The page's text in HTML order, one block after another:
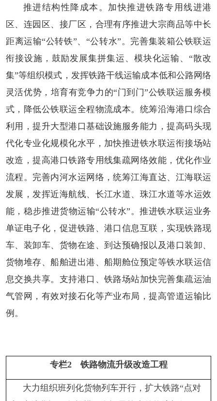
推进结构性降成本。 加快推进铁路专用线进港
区、连园区、接厂区，合理有序推进大宗商品等中长
距离运输“公转铁”、“公转水”。完善集装箱公铁联运
衔接设施，鼓励发展集拼集运、模块化运输、“散改
集”等组织模式，发挥铁路干线运输成本低和公路网络
灵活优势，培育有竞争力的“门到门”公铁联运服务模
式，降低公铁联运全程物流成本。统筹沿海港口综合
利用，提升大型港口基础设施服务能力，提高码头现
代化专业化规模化水平，加快推进铁水联运衔接场站
改造，提高港口铁路专用线集疏网络效能，优化作业
流程。完善内河水运网络，统筹江海直达、江海联运
发展，发挥近海航线、长江水道、珠江水道等水运效
能，稳步推进货物运输“公转水”。推进铁水联运业务
单证电子化，促进铁路、港口信息互联，实现铁路现
车、装卸车、货物在途、到达预确报以及港口装卸、
货物堆存、船舶进出港、船期舱位预定等铁水联运信
息交换共享。支持港口、铁路场站加快完善集疏运油
气管网，有效对接石化等产业布局，提高管道运输比
例。
专栏2 铁路物流升级改造工程
大力组织班列化货物列车开行，扩大铁路“点对